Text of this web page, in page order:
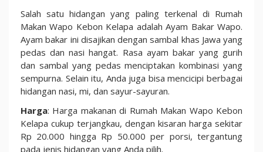
Salah satu hidangan yang paling terkenal di Rumah
Makan Wapo Kebon Kelapa adalah Ayam Bakar Wapo.
Ayam bakar ini disajikan dengan sambal khas Jawa yang
pedas dan nasi hangat. Rasa ayam bakar yang gurih
dan sambal yang pedas menciptakan kombinasi yang
sempurna. Selain itu, Anda juga bisa mencicipi berbagai
hidangan nasi, mi, dan sayur-sayuran.
Harga: Harga makanan di Rumah Makan Wapo Kebon
Kelapa cukup terjangkau, dengan kisaran harga sekitar
Rp 20.000 hingga Rp 50.000 per porsi, tergantung
pada jenis hidangan yang Anda pilih.